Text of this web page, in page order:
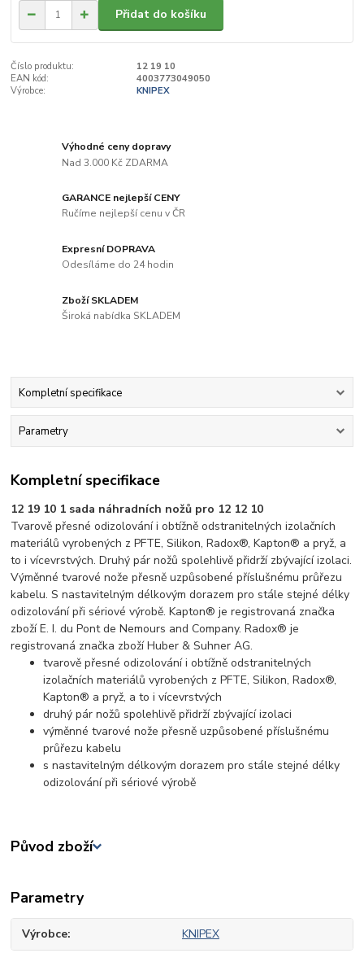
Přidat do košíku
Číslo produktu:
12 19 10
EAN kód:
4003773049050
Výrobce:
KNIPEX
Výhodné ceny dopravy
Nad 3.000 Kč ZDARMA
GARANCE nejlepší CENY
Ručíme nejlepší cenu v ČR
Expresní DOPRAVA
Odesíláme do 24 hodin
Zboží SKLADEM
Široká nabídka SKLADEM
Kompletní specifikace
Parametry
Kompletní specifikace
12 19 10 1 sada náhradních nožů pro 12 12 10
Tvarově přesné odizolování i obtížně odstranitelných izolačních
materiálů vyrobených z PFTE, Silikon, Radox®, Kapton® a pryž, a
to i vícevrstvých. Druhý pár nožů spolehlivě přidrží zbývající izolaci.
Výměnné tvarové nože přesně uzpůsobené příslušnému průřezu
kabelu. S nastavitelným délkovým dorazem pro stále stejné délky
odizolování při sériové výrobě. Kapton® je registrovaná značka
zboží E. I. du Pont de Nemours and Company. Radox® je
registrovaná značka zboží Huber & Suhner AG.
tvarově přesné odizolování i obtížně odstranitelných
izolačních materiálů vyrobených z PFTE, Silikon, Radox®,
Kapton® a pryž, a to i vícevrstvých
druhý pár nožů spolehlivě přidrží zbývající izolaci
výměnné tvarové nože přesně uzpůsobené příslušnému
průřezu kabelu
s nastavitelným délkovým dorazem pro stále stejné délky
odizolování při sériové výrobě
Původ zboží
Parametry
Výrobce KNIPEX